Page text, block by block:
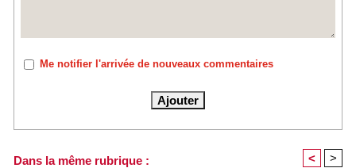
Me notifier l'arrivée de nouveaux commentaires
Dans la même rubrique : < >